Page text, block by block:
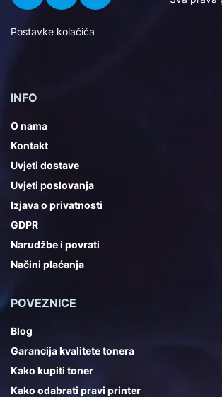
Postavke kolačića
INFO
O nama
Kontakt
Uvjeti dostave
Uvjeti poslovanja
Izjava o privatnosti
GDPR
Narudžbe i povrati
Načini plaćanja
POVEZNICE
Blog
Garancija kvalitete tonera
Kako kupiti toner
Kako odabrati pravi printer